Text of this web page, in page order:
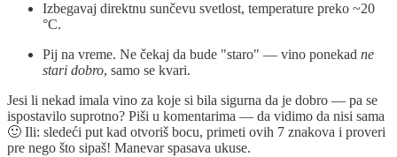
Izbegavaj direktnu sunčevu svetlost, temperature preko ~20
°C.
Pij na vreme. Ne čekaj da bude "staro" — vino ponekad ne
stari dobro, samo se kvari.
Jesi li nekad imala vino za koje si bila sigurna da je dobro — pa se
ispostavilo suprotno? Piši u komentarima — da vidimo da nisi sama
🙂 Ili: sledeći put kad otvoriš bocu, primeti ovih 7 znakova i proveri
pre nego što sipaš! Manevar spasava ukuse.